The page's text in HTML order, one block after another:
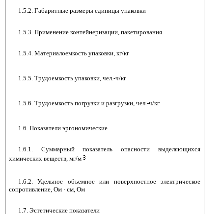
1.5.2. Габаритные размеры единицы упаковки
1.5.3. Применение контейнеризации, пакетирования
1.5.4. Материалоемкость упаковки, кг/кг
1.5.5. Трудоемкость упаковки, чел.-ч/кг
1.5.6. Трудоемкость погрузки и разгрузки, чел.-ч/кг
1.6. Показатели эргономические
1.6.1. Суммарный показатель опасности выделяющихся
химических веществ, мг/м
1.6.2. Удельное объемное или поверхностное электрическое
сопротивление, Ом · см, Ом
1.7. Эстетические показатели